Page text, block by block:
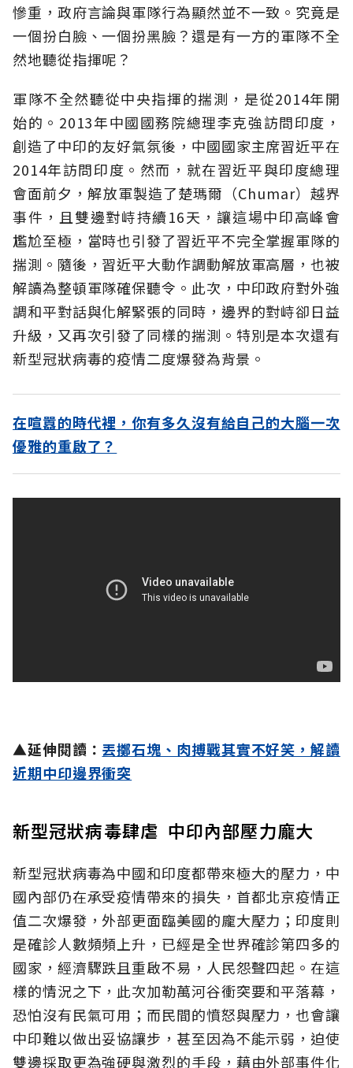
慘重，政府言論與軍隊行為顯然並不一致。究竟是
一個扮白臉、一個扮黑臉？還是有一方的軍隊不全
然地聽從指揮呢？
軍隊不全然聽從中央指揮的揣測，是從2014年開
始的。2013年中國國務院總理李克強訪問印度，
創造了中印的友好氣氛後，中國國家主席習近平在
2014年訪問印度。然而，就在習近平與印度總理
會面前夕，解放軍製造了楚瑪爾（Chumar）越界
事件，且雙邊對峙持續16天，讓這場中印高峰會
尷尬至極，當時也引發了習近平不完全掌握軍隊的
揣測。隨後，習近平大動作調動解放軍高層，也被
解讀為整頓軍隊確保聽令。此次，中印政府對外強
調和平對話與化解緊張的同時，邊界的對峙卻日益
升級，又再次引發了同樣的揣測。特別是本次還有
新型冠狀病毒的疫情二度爆發為背景。
在喧囂的時代裡，你有多久沒有給自己的大腦一次
優雅的重啟了？
▲延伸閱讀： 丟擲石塊、肉搏戰其實不好笑，解讀
近期中印邊界衝突
新型冠狀病毒肆虐 中印內部壓力龐大
新型冠狀病毒為中國和印度都帶來極大的壓力，中
國內部仍在承受疫情帶來的損失，首都北京疫情正
值二次爆發，外部更面臨美國的龐大壓力；印度則
是確診人數頻頻上升，已經是全世界確診第四多的
國家，經濟驟跌且重啟不易，人民怨聲四起。在這
樣的情況之下，此次加勒萬河谷衝突要和平落幕，
恐怕沒有民氣可用；而民間的憤怒與壓力，也會讓
中印難以做出妥協讓步，甚至因為不能示弱，迫使
雙邊採取更為強硬與激烈的手段，藉由外部事件化